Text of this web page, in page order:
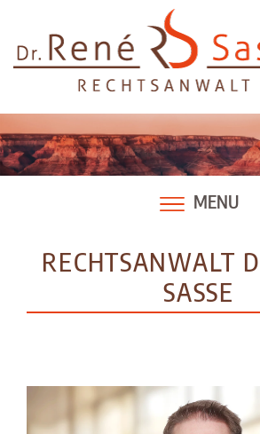
content
MENU
RECHTSANWALT
SASSE